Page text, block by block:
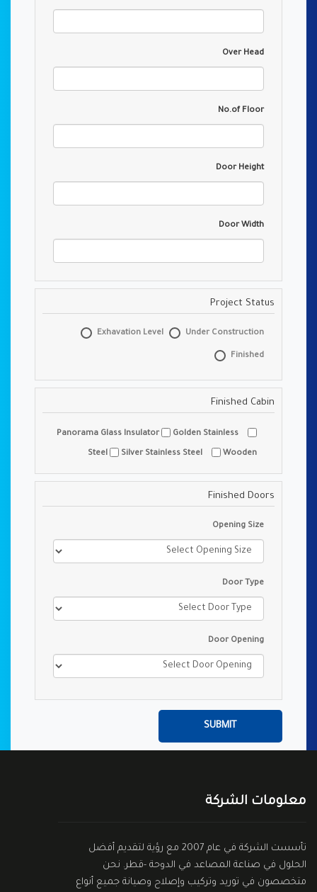
Over Head
No.of Floor
Door Height
Door Width
Project Status
Under Construction
Exhavation Level
Finished
Finished Cabin
Golden Stainless
Steel Silver Stainless Steel Wooden
Finished Doors
Opening Size
Door Type
Door Opening
معلومات الشركة
تأسست الشركة في عام 2007 مع رؤية لتقديم أفضل
الحلول في صناعة المصاعد في الدوحة -قطر. نحن
متخصصون في توريد وتركيب وإصلاح وصيانة جميع أنواع